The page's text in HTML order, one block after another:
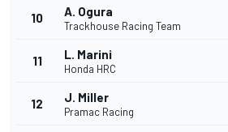
10 A. Ogura
Trackhouse Racing Team
11 L. Marini
Honda HRC
12 J. Miller
Pramac Racing